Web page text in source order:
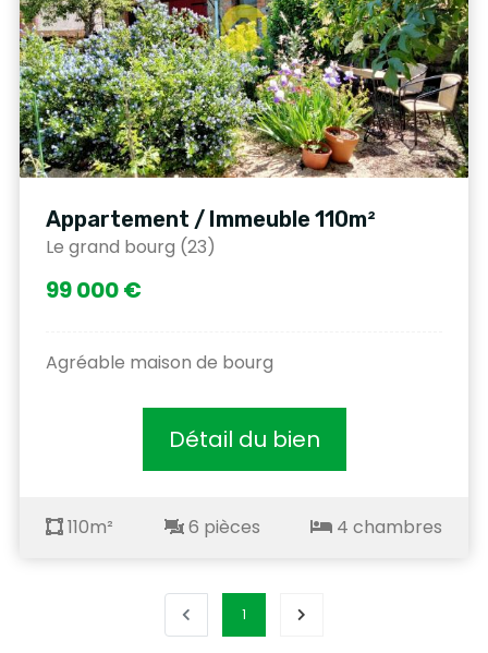
Appartement / Immeuble 110m²
Le grand bourg (23)
99 000 €
Agréable maison de bourg
Détail du bien
110m² 6 pièces 4 chambres
1